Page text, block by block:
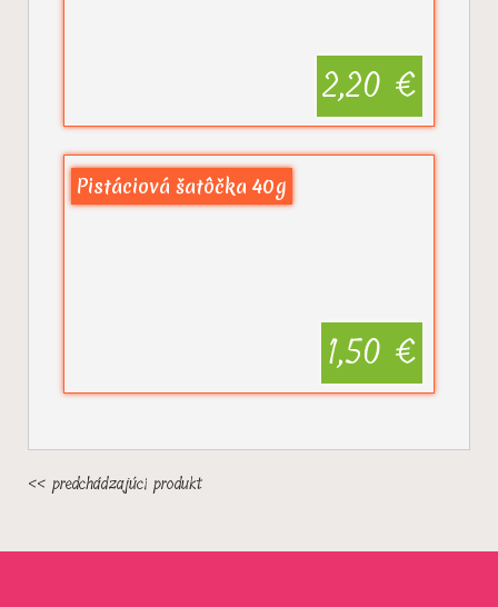
2,20 €
Pistáciová šatôčka 40g
1,50 €
<< predchádzajúci produkt